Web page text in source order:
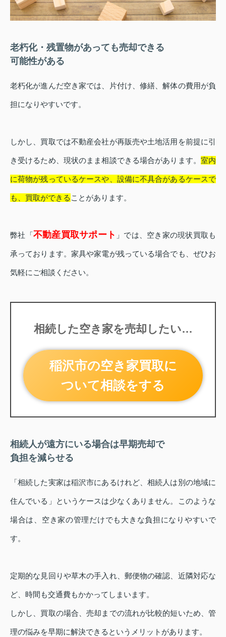
老朽化・残置物があっても売却できる
可能性がある
老朽化が進んだ空き家では、片付け、修繕、解体の費用が負
担になりやすいです。
しかし、買取では不動産会社が再販売や土地活用を前提に引
き受けるため、現状のまま相談できる場合があります。 室内
に荷物が残っているケースや、設備に不具合があるケースで
も、買取ができる ことがあります。
弊社「不動産買取サポート 」では、空き家の現状買取も
承っております。家具や家電が残っている場合でも、ぜひお
気軽にご相談ください。
相続した空き家を売却したい…
稲沢市の空き家買取に
ついて相談をする
相続人が遠方にいる場合は早期売却で
負担を減らせる
「相続した実家は稲沢市にあるけれど、相続人は別の地域に
住んでいる」というケースは少なくありません。このような
場合は、空き家の管理だけでも大きな負担になりやすいで
す。
定期的な見回りや草木の手入れ、郵便物の確認、近隣対応な
ど、時間も交通費もかかってしまいます。
しかし、買取の場合、売却までの流れが比較的短いため、管
理の悩みを早期に解決できるというメリットがあります。